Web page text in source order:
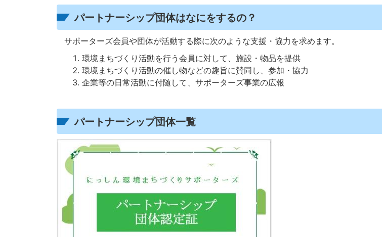
パートナーシップ団体はなにをするの？
サポーターズ会員や団体が活動する際に次のような支援・協力を求めます。
環境まちづくり活動を行う会員に対して、施設・物品を提供
環境まちづくり活動の催し物などの趣旨に賛同し、参加・協力
企業等の日常活動に付随して、サポーターズ事業の広報
パートナーシップ団体一覧